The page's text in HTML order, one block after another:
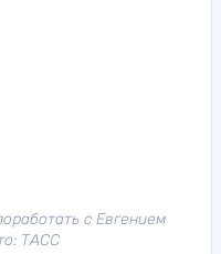
с Евгением
ТАСС